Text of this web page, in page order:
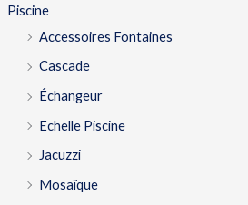
Piscine
Accessoires Fontaines
Cascade
Échangeur
Echelle Piscine
Jacuzzi
Mosaïque